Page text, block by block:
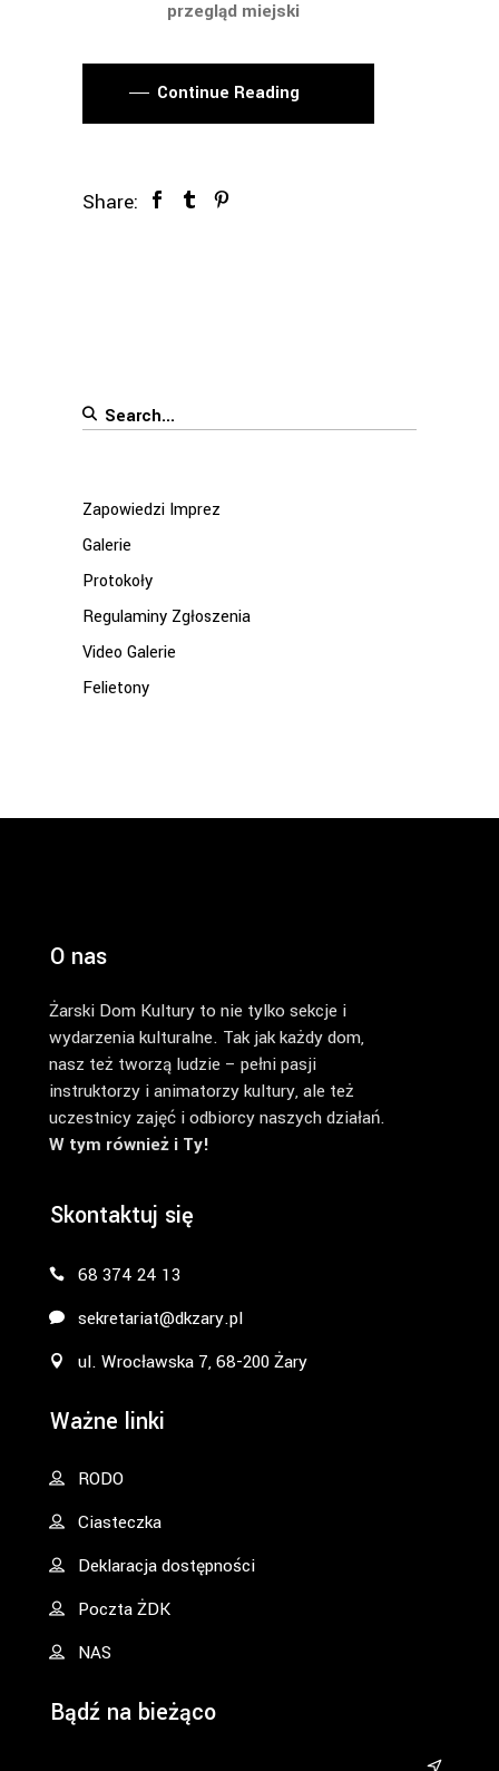
przegląd miejski
Continue Reading
Share:
Search
Zapowiedzi Imprez
Galerie
Protokoły
Regulaminy Zgłoszenia
Video Galerie
Felietony
O nas
Żarski Dom Kultury to nie tylko sekcje i
wydarzenia kulturalne. Tak jak każdy dom,
nasz też tworzą ludzie – pełni pasji
instruktorzy i animatorzy kultury, ale też
uczestnicy zajęć i odbiorcy naszych działań.
W tym również i Ty!
Skontaktuj się
68 374 24 13
sekretariat@dkzary.pl
ul. Wrocławska 7, 68-200 Żary
Ważne linki
RODO
Ciasteczka
Deklaracja dostępności
Poczta ŻDK
NAS
Bądź na bieżąco
&